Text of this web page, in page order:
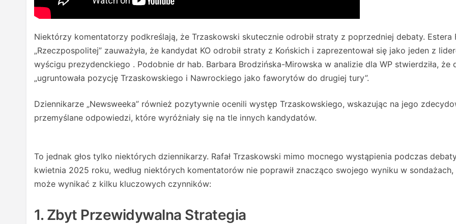
Niektórzy komentatorzy podkreślają, że Trzaskowski skutecznie odrobił straty z poprzedniej debaty. Estera
„Rzeczpospolitej” zauważyła, że kandydat KO odrobił straty z Końskich i zaprezentował się jako jeden z
wyścigu prezydenckiego . Podobnie dr hab. Barbara Brodzińska-Mirowska w analizie dla WP stwierdziła, że
„ugruntowała pozycję Trzaskowskiego i Nawrockiego jako faworytów do drugiej tury”.
Dziennikarze „Newsweeka” również pozytywnie ocenili występ Trzaskowskiego, wskazując na jego
przemyślane odpowiedzi, które wyróżniały się na tle innych kandydatów.
To jednak głos tylko niektórych dziennikarzy. Rafał Trzaskowski mimo mocnego wystąpienia podczas
kwietnia 2025 roku, według niektórych komentatorów nie poprawił znacząco swojego wyniku w sondażach,
może wynikać z kilku kluczowych czynników:
1. Zbyt Przewidywalna Strategia